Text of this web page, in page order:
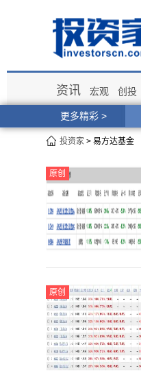
更多精彩 >
资讯 宏观 创投
投资家 > 易方达基金
原创
原创